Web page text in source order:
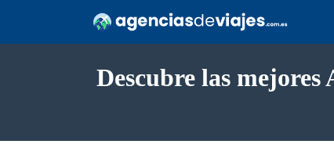
Descubre las